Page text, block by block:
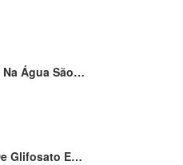
Água São…
Glifosato E…